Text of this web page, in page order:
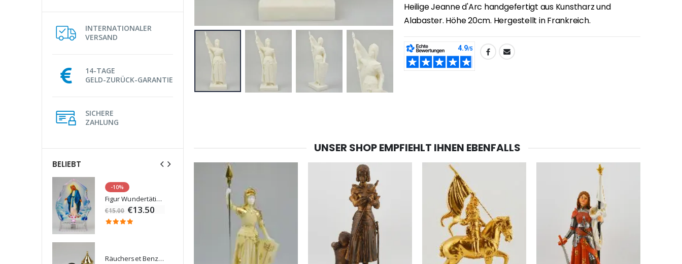
INTERNATIONALER
VERSAND
14-TAGE
GELD-ZURÜCK-GARANTIE
SICHERE
ZAHLUNG
BELIEBT
-10%
Figur Wundertätige Jungfrau Beleuchtet
€15.00 €13.50
Räucherset Benzoe Weihrauch + Kohle + Gefäß
-20%
€24.90 €19.92
-20%
-10%
€15.00
-20%
Heilige Jeanne d'Arc handgefertigt aus Kunstharz und
Alabaster. Höhe 20cm. Hergestellt in Frankreich.
TEILEN:
UNSER SHOP EMPFIEHLT IHNEN EBENFALLS